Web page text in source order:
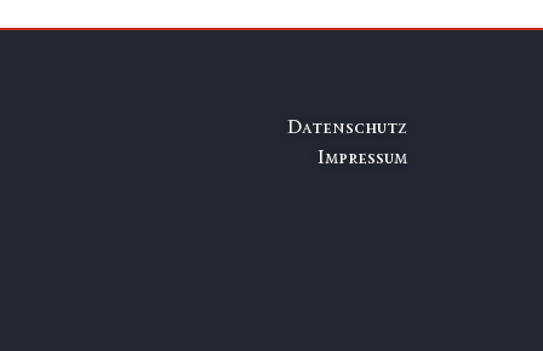
Datenschutz
Impressum